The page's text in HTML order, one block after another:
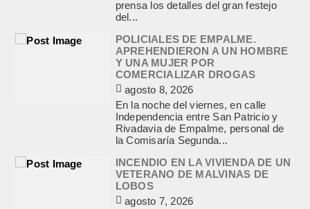
prensa los detalles del gran festejo
del...
POLICIALES DE EMPALME.
APREHENDIERON A UN HOMBRE
Y UNA MUJER POR
COMERCIALIZAR DROGAS
agosto 8, 2026
En la noche del viernes, en calle
Independencia entre San Patricio y
Rivadavia de Empalme, personal de
la Comisaría Segunda...
INCENDIO EN LA VIVIENDA DE UN
VETERANO DE MALVINAS DE
LOBOS
agosto 7, 2026